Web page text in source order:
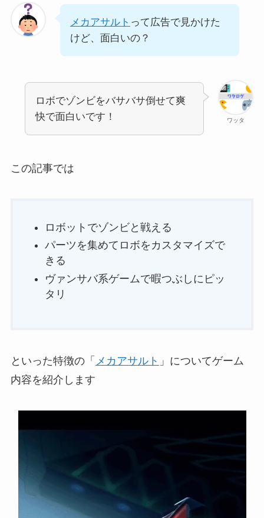
メカアサルト って広告で見かけた
けど、面白いの？
ワッタ
ロボでゾンビをバサバサ倒せて爽
快で面白いです！
この記事では
ロボットでゾンビと戦える
パーツを集めてロボをカスタマイズで
きる
ヴァンサバ系ゲームで暇つぶしにピッ
タリ
といった特徴の「 メカアサルト 」についてゲーム
内容を紹介します